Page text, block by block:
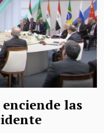
las